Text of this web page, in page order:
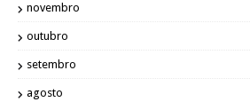
novembro
outubro
setembro
agosto